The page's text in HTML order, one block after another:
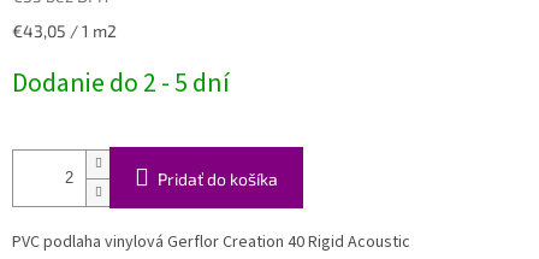
Jednotková
€43,05 / 1 m2
Dodanie do 2 - 5 dní
Pridať do košíka
PVC podlaha vinylová Gerflor Creation 40 Rigid Acoustic